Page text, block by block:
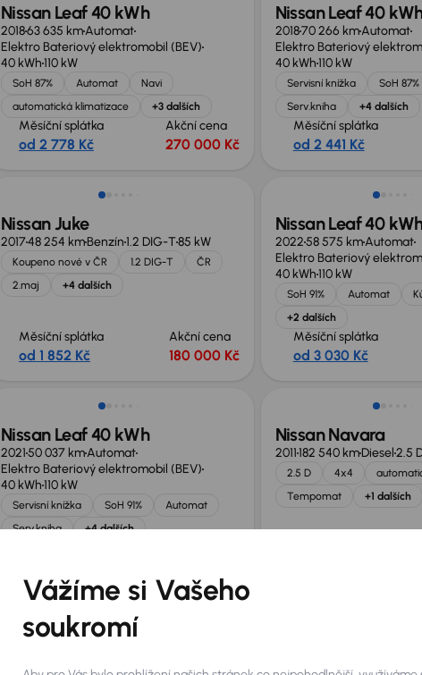
Nissan Leaf 40 kWh
201863 635 kmAutomat
Elektro Bateriový elektromobil (BEV)
40 kWh110 kW
SoH 87% Automat
Navi
automatická klimatizace
+3 dalších
Měsíční splátka
od 2 778 Kč
Akční cena
270 000 Kč
Nissan Leaf 40
201870 266 kmAutomat
Elektro Bateriový
40 kWh110 kW
Servisní knížka SoH 87%
Serv.kniha
+4 dalších
Měsíční splátka
od 2 441 Kč
Zlevněno o 20 000 Kč
Nissan Juke
201748 254 kmBenzín1.2 DIG-T85 kW
Koupeno nové v ČR 1.2 DIG-T
ČR
2.maj
+4 dalších
Měsíční splátka
od 1 852 Kč
Akční cena
180 000 Kč
Možnost odpočtu DPH
Nissan Leaf 40
202258 575 kmAutomat
Elektro Bateriový
40 kWh110 kW
SoH 91% Automat
+2 dalších
Měsíční splátka
od 3 030 Kč
Možnost odpočtu DPH
Nissan Leaf 40 kWh
202150 037 kmAutomat
Elektro Bateriový elektromobil (BEV)
40 kWh110 kW
Servisní knížka SoH 91%
Automat
Serv.kniha
+4 dalších
Nissan Navara
2011182 540 kmDiesel2.5
2.5 D 4x4
Tempomat
+1 dalších
Vážíme si Vašeho
soukromí